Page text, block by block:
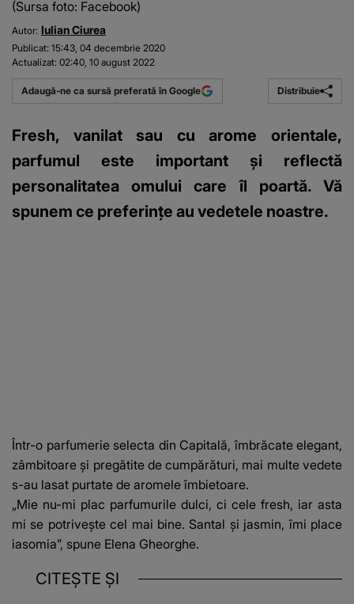
(Sursa foto: Facebook)
Autor: Iulian Ciurea
Publicat: 15:43, 04 decembrie 2020
Actualizat: 02:40, 10 august 2022
Adaugă-ne ca sursă preferată în Google Distribuie
Fresh, vanilat sau cu arome orientale,
parfumul este important și reflectă
personalitatea omului care îl poartă. Vă
spunem ce preferințe au vedetele noastre.
Într-o parfumerie selecta din Capitală, îmbrăcate elegant,
zâmbitoare și pregătite de cumpărături, mai multe vedete
s-au lasat purtate de aromele îmbietoare.
„Mie nu-mi plac parfumurile dulci, ci cele fresh, iar asta
mi se potrivește cel mai bine. Santal și jasmin, îmi place
iasomia”, spune Elena Gheorghe.
CITEȘTE ȘI